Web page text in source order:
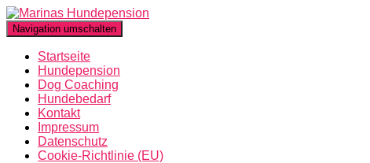
Navigation umschalten
Startseite
Hundepension
Dog Coaching
Hundebedarf
Kontakt
Impressum
Datenschutz
Cookie-Richtlinie (EU)